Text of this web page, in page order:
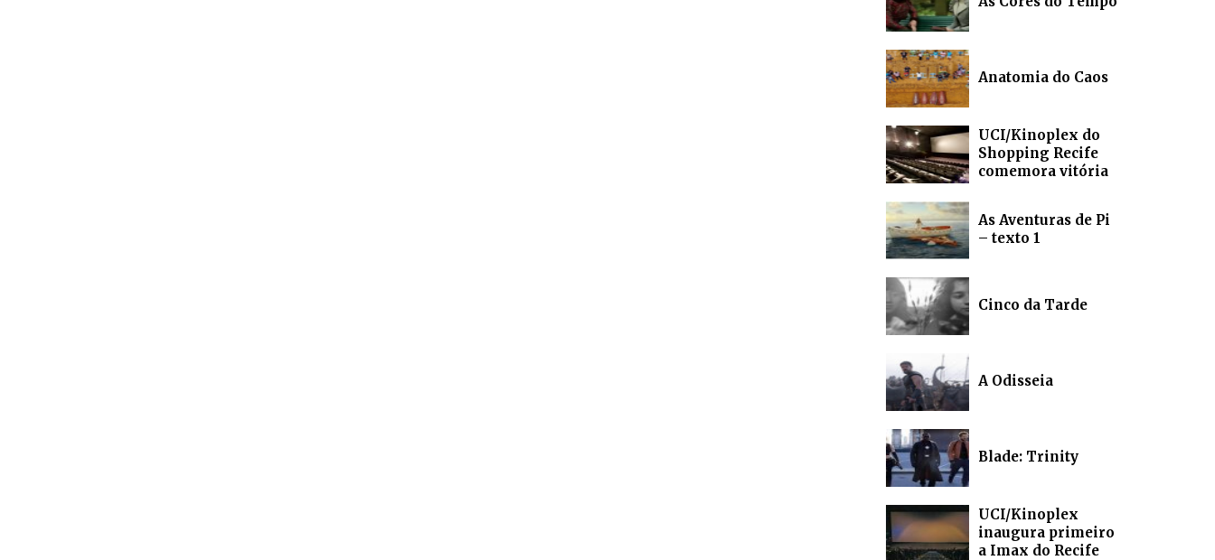
Anatomia do Caos
UCI/Kinoplex do
Shopping Recife
comemora vitória
As Aventuras de Pi
– texto 1
Cinco da Tarde
A Odisseia
Blade: Trinity
UCI/Kinoplex
inaugura primeiro
a Imax do Recife